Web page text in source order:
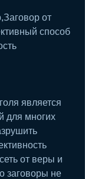
от
способ
является
для многих
от веры и
заговоры не